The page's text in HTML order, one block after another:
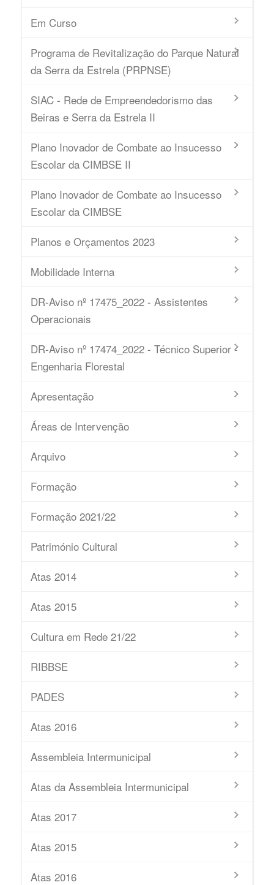
Em Curso
Programa de Revitalização do Parque Natural
da Serra da Estrela (PRPNSE)
SIAC - Rede de Empreendedorismo das
Beiras e Serra da Estrela II
Plano Inovador de Combate ao Insucesso
Escolar da CIMBSE II
Plano Inovador de Combate ao Insucesso
Escolar da CIMBSE
Planos e Orçamentos 2023
Mobilidade Interna
DR-Aviso nº 17475_2022 - Assistentes
Operacionais
DR-Aviso nº 17474_2022 - Técnico Superior -
Engenharia Florestal
Apresentação
Áreas de Intervenção
Arquivo
Formação
Formação 2021/22
Património Cultural
Atas 2014
Atas 2015
Cultura em Rede 21/22
RIBBSE
PADES
Atas 2016
Assembleia Intermunicipal
Atas da Assembleia Intermunicipal
Atas 2017
Atas 2015
Atas 2016